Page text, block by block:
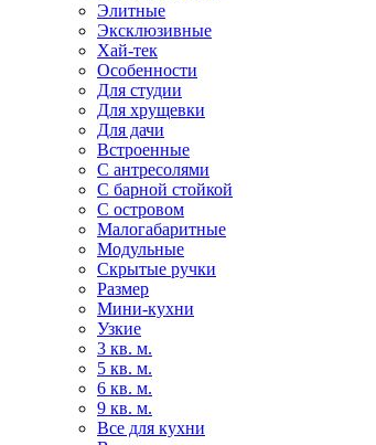
Элитные
Эксклюзивные
Хай-тек
Особенности
Для студии
Для хрущевки
Для дачи
Встроенные
С антресолями
С барной стойкой
С островом
Малогабаритные
Модульные
Скрытые ручки
Размер
Мини-кухни
Узкие
3 кв. м.
5 кв. м.
6 кв. м.
9 кв. м.
Все для кухни